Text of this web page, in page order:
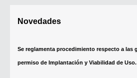
Novedades
Se reglamenta procedimiento respecto a las
permiso de Implantación y Viabilidad de Uso.